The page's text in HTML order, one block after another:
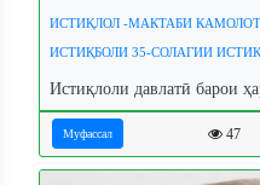
ИСТИҚЛОЛ -МАКТАБИ
ИСТИҚБОЛИ 35-СОЛАГИИ
Истиқлоли давлатӣ барои
Муфассал 47